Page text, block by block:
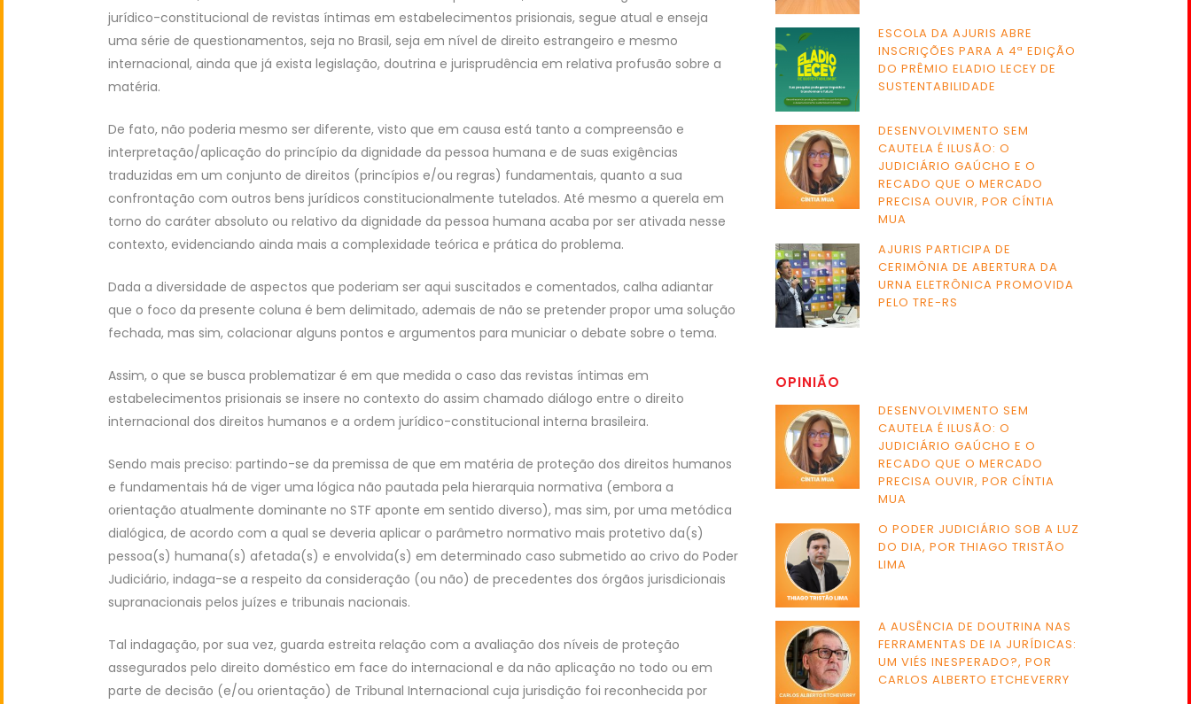
jurídico-constitucional de revistas íntimas em estabelecimentos prisionais, segue atual e enseja
uma série de questionamentos, seja no Brasil, seja em nível de direito estrangeiro e mesmo
internacional, ainda que já exista legislação, doutrina e jurisprudência em relativa profusão sobre a
matéria.
De fato, não poderia mesmo ser diferente, visto que em causa está tanto a compreensão e
interpretação/aplicação do princípio da dignidade da pessoa humana e de suas exigências
traduzidas em um conjunto de direitos (princípios e/ou regras) fundamentais, quanto a sua
confrontação com outros bens jurídicos constitucionalmente tutelados. Até mesmo a querela em
torno do caráter absoluto ou relativo da dignidade da pessoa humana acaba por ser ativada nesse
contexto, evidenciando ainda mais a complexidade teórica e prática do problema.
Dada a diversidade de aspectos que poderiam ser aqui suscitados e comentados, calha adiantar
que o foco da presente coluna é bem delimitado, ademais de não se pretender propor uma solução
fechada, mas sim, colacionar alguns pontos e argumentos para municiar o debate sobre o tema.
Assim, o que se busca problematizar é em que medida o caso das revistas íntimas em
estabelecimentos prisionais se insere no contexto do assim chamado diálogo entre o direito
internacional dos direitos humanos e a ordem jurídico-constitucional interna brasileira.
Sendo mais preciso: partindo-se da premissa de que em matéria de proteção dos direitos humanos
e fundamentais há de viger uma lógica não pautada pela hierarquia normativa (embora a
orientação atualmente dominante no STF aponte em sentido diverso), mas sim, por uma metódica
dialógica, de acordo com a qual se deveria aplicar o parâmetro normativo mais protetivo da(s)
pessoa(s) humana(s) afetada(s) e envolvida(s) em determinado caso submetido ao crivo do Poder
Judiciário, indaga-se a respeito da consideração (ou não) de precedentes dos órgãos jurisdicionais
supranacionais pelos juízes e tribunais nacionais.
Tal indagação, por sua vez, guarda estreita relação com a avaliação dos níveis de proteção
assegurados pelo direito doméstico em face do internacional e da não aplicação no todo ou em
parte de decisão (e/ou orientação) de Tribunal Internacional cuja jurisdição foi reconhecida por
ESCOLA DA AJURIS ABRE
INSCRIÇÕES PARA A 4ª EDIÇÃO
DO PRÊMIO ELADIO LECEY DE
SUSTENTABILIDADE
DESENVOLVIMENTO SEM
CAUTELA É ILUSÃO: O
JUDICIÁRIO GAÚCHO E O
RECADO QUE O MERCADO
PRECISA OUVIR, POR CÍNTIA
MUA
AJURIS PARTICIPA DE
CERIMÔNIA DE ABERTURA DA
URNA ELETRÔNICA PROMOVIDA
PELO TRE-RS
OPINIÃO
DESENVOLVIMENTO SEM
CAUTELA É ILUSÃO: O
JUDICIÁRIO GAÚCHO E O
RECADO QUE O MERCADO
PRECISA OUVIR, POR CÍNTIA
MUA
O PODER JUDICIÁRIO SOB A LUZ
DO DIA, POR THIAGO TRISTÃO
LIMA
A AUSÊNCIA DE DOUTRINA NAS
FERRAMENTAS DE IA JURÍDICAS:
UM VIÉS INESPERADO?, POR
CARLOS ALBERTO ETCHEVERRY